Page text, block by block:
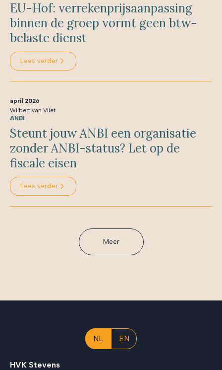
EU-Hof: verrekenprijsaanpassing
binnen de groep vormt geen btw-
belaste dienst
Lees verder
april 2026
Wilbert van Vliet
ANBI
Steunt jouw ANBI een organisatie
zonder ANBI-status? Let op de
fiscale eisen
Lees verder
Meer
NL EN
HVK Stevens